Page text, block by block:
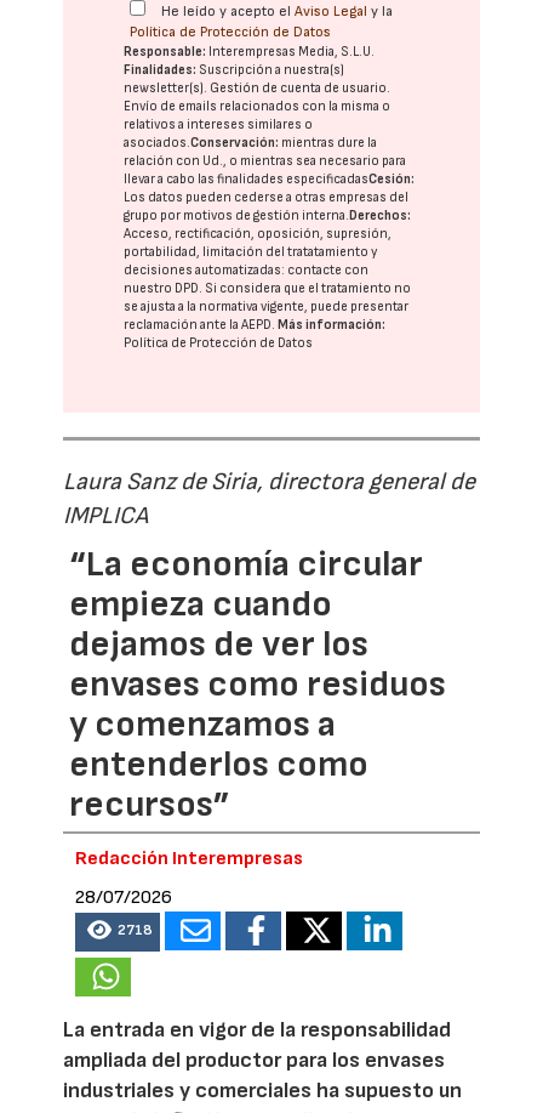
He leído y acepto elAviso Legal y la
Política de Protección de Datos
Responsable: Interempresas Media, S.L.U.
Finalidades: Suscripción a nuestra(s)
newsletter(s). Gestión de cuenta de usuario.
Envío de emails relacionados con la misma o
relativos a intereses similares o
asociados.Conservación: mientras dure la
relación con Ud., o mientras sea necesario para
llevar a cabo las finalidades especificadasCesión:
Los datos pueden cederse a otras empresas del
grupo por motivos de gestión interna.Derechos:
Acceso, rectificación, oposición, supresión,
portabilidad, limitación del tratatamiento y
decisiones automatizadas: contacte con
nuestro DPD . Si considera que el tratamiento no
se ajusta a la normativa vigente, puede presentar
reclamación ante laAEPD .Más información:
Política de Protección de Datos
Laura Sanz de Siria, directora general de
IMPLICA
“La economía circular
empieza cuando
dejamos de ver los
envases como residuos
y comenzamos a
entenderlos como
recursos”
Redacción Interempresas
28/07/2026
2718
La entrada en vigor de la responsabilidad
ampliada del productor para los envases
industriales y comerciales ha supuesto un